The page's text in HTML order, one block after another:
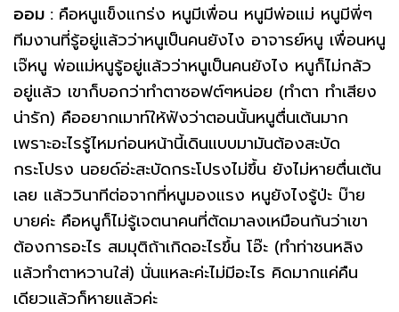
ออม : คือหนูแข็งแกร่ง หนูมีเพื่อน หนูมีพ่อแม่ หนูมีพี่ๆ
ทีมงานที่รู้อยู่แล้วว่าหนูเป็นคนยังไง อาจารย์หนู เพื่อนหนู
เจ๊หนู พ่อแม่หนูรู้อยู่แล้วว่าหนูเป็นคนยังไง หนูก็ไม่กลัว
อยู่แล้ว เขาก็บอกว่าทำตาซอฟต์ๆหน่อย (ทำตา ทำเสียง
น่ารัก) คืออยากเมาท์ให้ฟังว่าตอนนั้นหนูตื่นเต้นมาก
เพราะอะไรรู้ไหมก่อนหน้านี้เดินแบบมามันต้องสะบัด
กระโปรง นอยด์อ่ะสะบัดกระโปรงไม่ขึ้น ยังไม่หายตื่นเต้น
เลย แล้ววินาทีต่อจากที่หนูมองแรง หนูยังไงรู้ป่ะ บ๊าย
บายค่ะ คือหนูก็ไม่รู้เจตนาคนที่ตัดมาลงเหมือนกันว่าเขา
ต้องการอะไร สมมุติถ้าเกิดอะไรขึ้น โอ๊ะ (ทำท่าชนหลิง
แล้วทำตาหวานใส่) นั่นแหละค่ะไม่มีอะไร คิดมากแค่คืน
เดียวแล้วก็หายแล้วค่ะ